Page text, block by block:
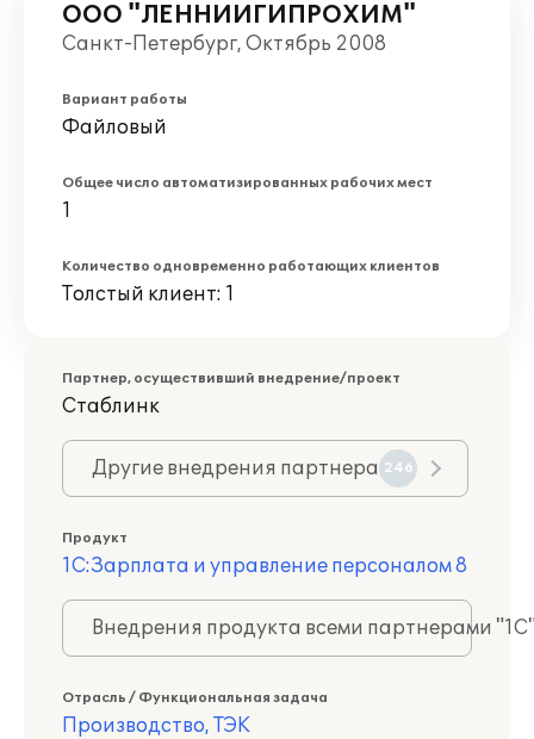
ООО "ЛЕННИИГИПРОХИМ"
Санкт-Петербург, Октябрь 2008
Вариант работы
Файловый
Общее число автоматизированных рабочих мест
1
Количество одновременно работающих клиентов
Толстый клиент: 1
Партнер, осуществивший внедрение/проект
Стаблинк
Другие внедрения партнера 246
Продукт
1С:Зарплата и управление персоналом 8
Внедрения продукта всеми партнерами
Отрасль / Функциональная задача
Производство, ТЭК